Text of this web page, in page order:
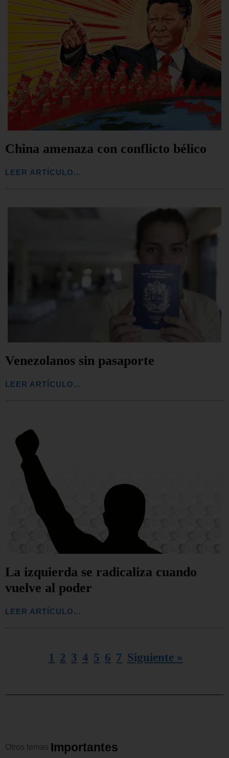
China amenaza con conflicto bélico
LEER ARTÍCULO...
Venezolanos sin pasaporte
LEER ARTÍCULO...
La izquierda se radicaliza cuando
vuelve al poder
LEER ARTÍCULO...
1 2 3 4 5 6 7 Siguiente »
Otros temas Importantes